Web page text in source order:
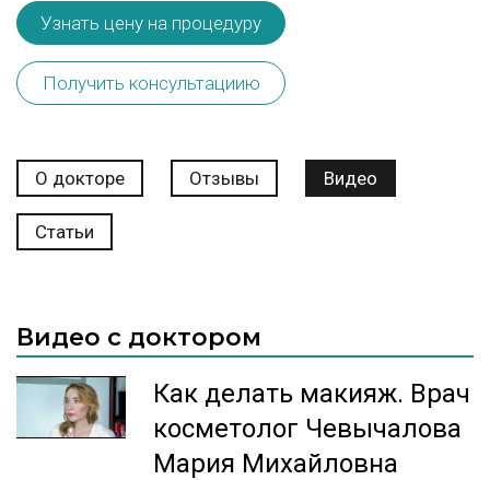
Узнать цену на процедуру
Получить консультациию
О докторе Отзывы Видео
Статьи
Видео с доктором
Как делать макияж. Врач
косметолог Чевычалова
Мария Михайловна